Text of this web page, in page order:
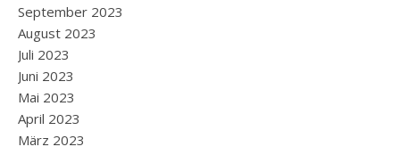
September 2023
August 2023
Juli 2023
Juni 2023
Mai 2023
April 2023
März 2023